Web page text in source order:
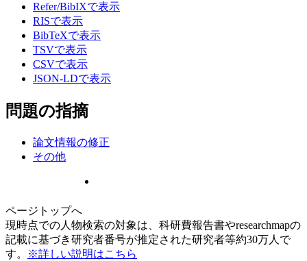
Refer/BibIXで表示
RISで表示
BibTeXで表示
TSVで表示
CSVで表示
JSON-LDで表示
問題の指摘
論文情報の修正
その他
ページトップへ
現時点での人物検索の対象は、科研費報告書やresearchmapの
記載に基づき研究者番号が推定された研究者等約30万人で
す。
※詳しい説明はこちら